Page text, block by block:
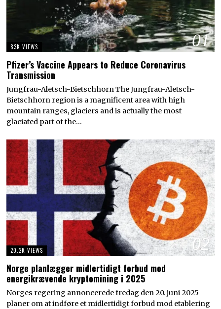
01
83K VIEWS
Pfizer’s Vaccine Appears to Reduce Coronavirus
Transmission
Jungfrau-Aletsch-Bietschhorn The Jungfrau-Aletsch-
Bietschhorn region is a magnificent area with high
mountain ranges, glaciers and is actually the most
glaciated part of the…
02
20.2K VIEWS
Norge planlægger midlertidigt forbud mod
energikrævende kryptomining i 2025
Norges regering annoncerede fredag den 20. juni 2025
planer om at indføre et midlertidigt forbud mod etablering